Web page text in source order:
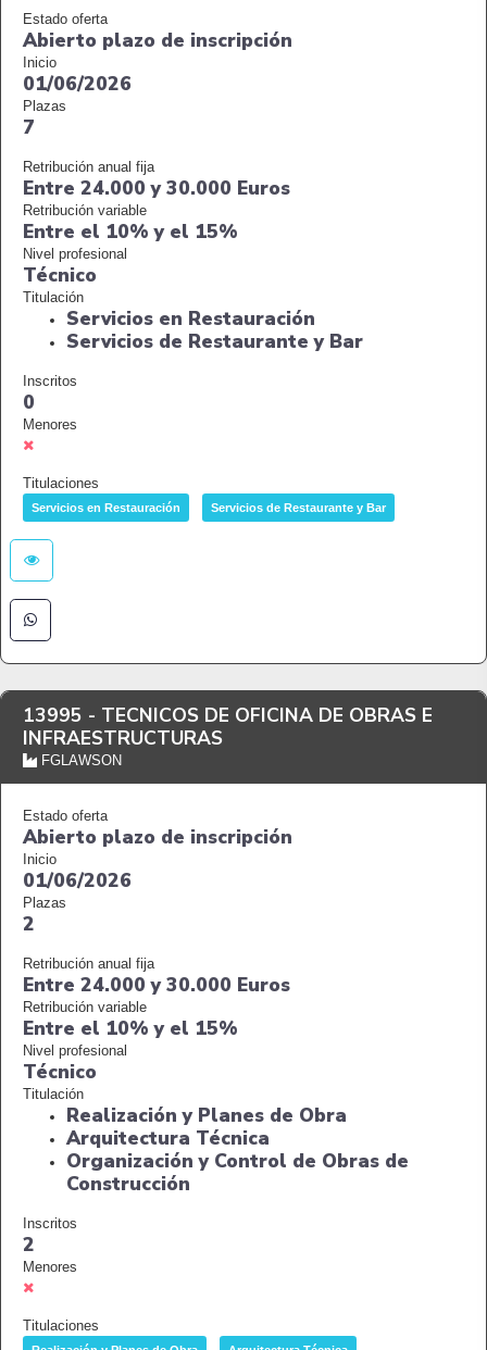
Estado oferta
Abierto plazo de inscripción
Inicio
01/06/2026
Plazas
7
Retribución anual fija
Entre 24.000 y 30.000 Euros
Retribución variable
Entre el 10% y el 15%
Nivel profesional
Técnico
Titulación
Servicios en Restauración
Servicios de Restaurante y Bar
Inscritos
0
Menores
Titulaciones
Servicios en Restauración Servicios de Restaurante y Bar
13995 - TECNICOS DE OFICINA DE OBRAS E
INFRAESTRUCTURAS
FGLAWSON
Estado oferta
Abierto plazo de inscripción
Inicio
01/06/2026
Plazas
2
Retribución anual fija
Entre 24.000 y 30.000 Euros
Retribución variable
Entre el 10% y el 15%
Nivel profesional
Técnico
Titulación
Realización y Planes de Obra
Arquitectura Técnica
Organización y Control de Obras de
Construcción
Inscritos
2
Menores
Titulaciones